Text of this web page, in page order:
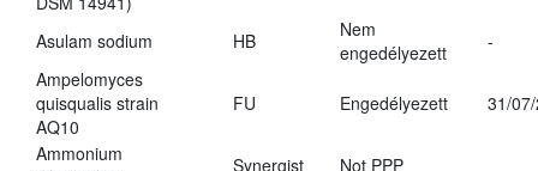
Asulam sodium HB
Nem
engedélyezett
-
Ampelomyces
quisqualis strain
AQ10
FU Engedélyezett 31/
Ammonium
Synergist
Not PPP